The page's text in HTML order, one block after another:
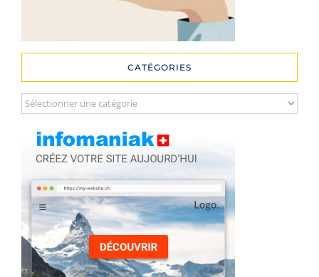
CATÉGORIES
Catégories